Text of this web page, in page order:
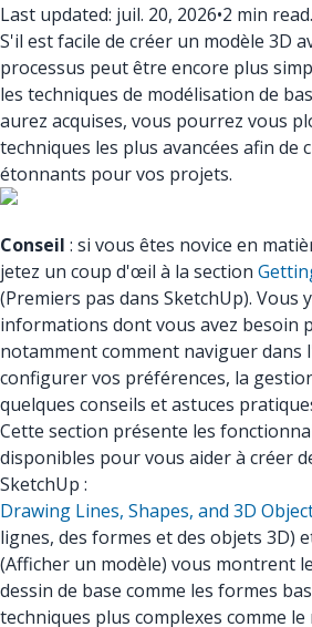
Last updated: juil. 20, 2026•2 min read.
S'il est facile de créer un modèle 3D
processus peut être encore plus
les techniques de modélisation de
aurez acquises, vous pourrez vous
techniques les plus avancées afin de
étonnants pour vos projets.
Conseil : si vous êtes novice en
jetez un coup d'œil à la section
(Premiers pas dans SketchUp). Vous
informations dont vous avez besoin
notamment comment naviguer dans
configurer vos préférences, la
quelques conseils et astuces
Cette section présente les
disponibles pour vous aider à créer
SketchUp :
Drawing Lines, Shapes, and 3D
lignes, des formes et des objets 3D)
(Afficher un modèle) vous montrent
dessin de base comme les formes
techniques plus complexes comme